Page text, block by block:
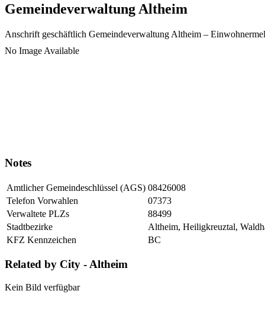
Gemeindeverwaltung Altheim
Anschrift geschäftlich Gemeindeverwaltung Altheim –
No Image Available
Notes
Amtlicher Gemeindeschlüssel (AGS) 08426008
Telefon Vorwahlen
07373
Verwaltete PLZs
88499
Stadtbezirke
Altheim, Heiligkreuztal,
KFZ Kennzeichen
BC
Related by City - Altheim
Kein Bild verfügbar